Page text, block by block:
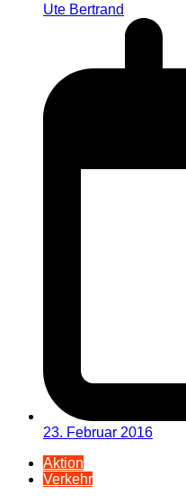
Ute Bertrand
23. Februar 2016
Aktion
Verkehr